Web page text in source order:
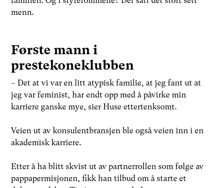
menn.
Første mann i
prestekoneklubben
– Det at vi var en litt atypisk familie, at jeg fant ut at
jeg var feminist, har endt opp med å påvirke min
karriere ganske mye, sier Huse ettertenksomt.
Veien ut av konsulentbransjen ble også veien inn i en
akademisk karriere.
Etter å ha blitt skvist ut av partnerrollen som følge av
pappapermisjonen, fikk han tilbud om å starte et